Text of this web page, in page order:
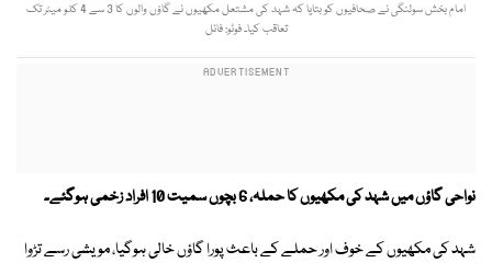
امام بخش سولنگی نے صحافیوں کو بتایا کہ شہد کی مشتعل مکھیوں نے گاؤں والوں کا 3 سے 4 کلو میٹر تک
تعاقب کیا۔ فوٹو: فائل
نواحی گاؤں میں شہد کی مکھیوں کا حملہ، 6 بچوں سمیت 10 افراد زخمی ہوگئے۔
شہد کی مکھیوں کے خوف اور حملے کے باعث پورا گاؤں خالی ہوگیا، مویشی رسے تڑوا